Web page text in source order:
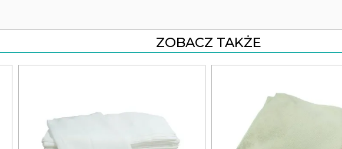
ZOBACZ TAKŻE